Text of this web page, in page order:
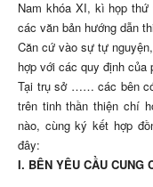
Nam khóa XI, kì họp
các văn bản hướng dẫn
Căn cứ vào sự tự
hợp với các quy định của
Tại trụ sở …… các bên
trên tinh thần thiện chí
nào, cùng ký kết hợp
đây:
I. BÊN YÊU CẦU CUNG